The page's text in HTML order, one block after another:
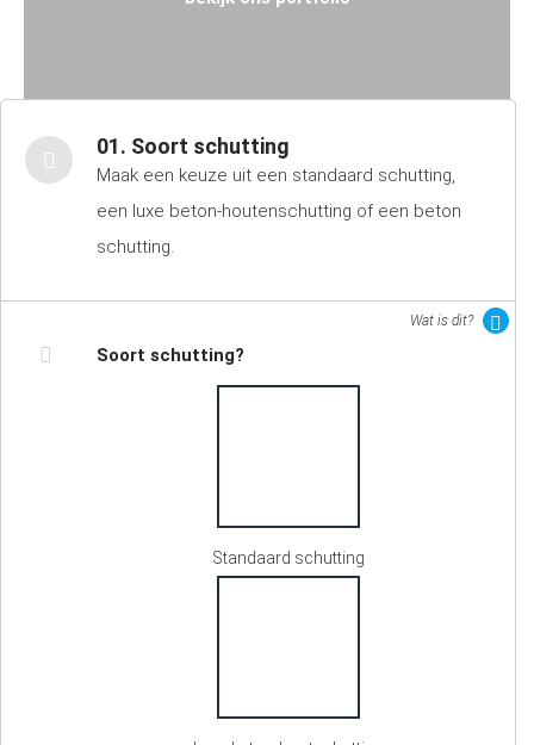
01. Soort schutting
Maak een keuze uit een standaard schutting,
een luxe beton-houtenschutting of een beton
schutting.
Wat is dit?
Soort schutting?
Standaard schutting